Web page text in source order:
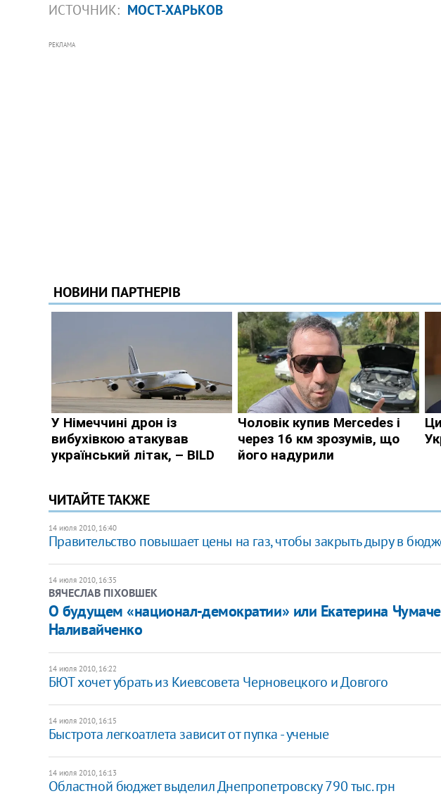
ИСТОЧНИК: МОСТ-ХАРЬКОВ
РЕКЛАМА
ЧИТАЙТЕ ТАКЖЕ
14 июля 2010, 16:40
Правительство повышает цены на газ, чтобы закрыть дыру в
14 июля 2010, 16:35
ВЯЧЕСЛАВ ПІХОВШЕК
О будущем «национал-демократии» или Екатерина
Наливайченко
14 июля 2010, 16:22
БЮТ хочет убрать из Киевсовета Черновецкого и Довгого
14 июля 2010, 16:15
Быстрота легкоатлета зависит от пупка - ученые
14 июля 2010, 16:13
Областной бюджет выделил Днепропетровску 790 тыс. грн